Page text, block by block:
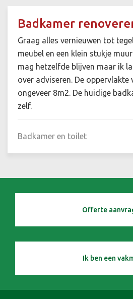
Badkamer
Graag alles vernieuwen tot
meubel en een klein stukje
mag hetzelfde blijven maar ik
over adviseren. De oppervlakte
ongeveer 8m2. De huidige
zelf.
Badkamer en toilet
Offerte
Ik ben een